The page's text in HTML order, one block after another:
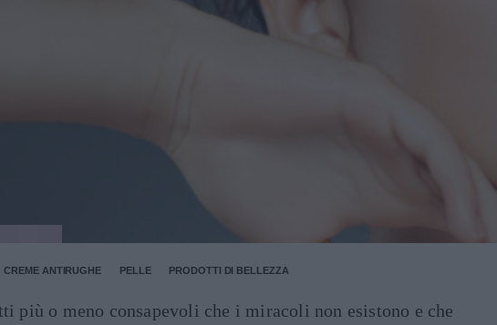
CREME ANTIRUGHE PELLE PRODOTTI DI BELLEZZA
più o meno consapevoli che i miracoli non esistono e che